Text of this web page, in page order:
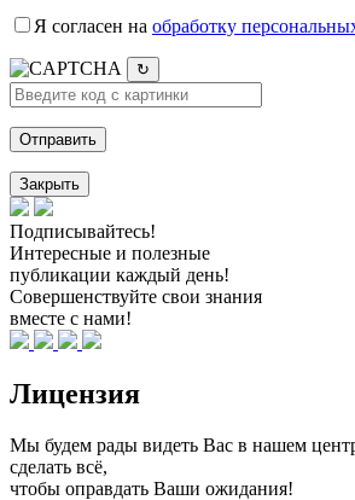
Я согласен на обработку
↻
Закрыть
Подписывайтесь!
Интересные и полезные
публикации каждый день!
Совершенствуйте свои знания
вместе с нами!
Лицензия
Мы будем рады видеть Вас в нашем
сделать всё,
чтобы оправдать Ваши ожидания!